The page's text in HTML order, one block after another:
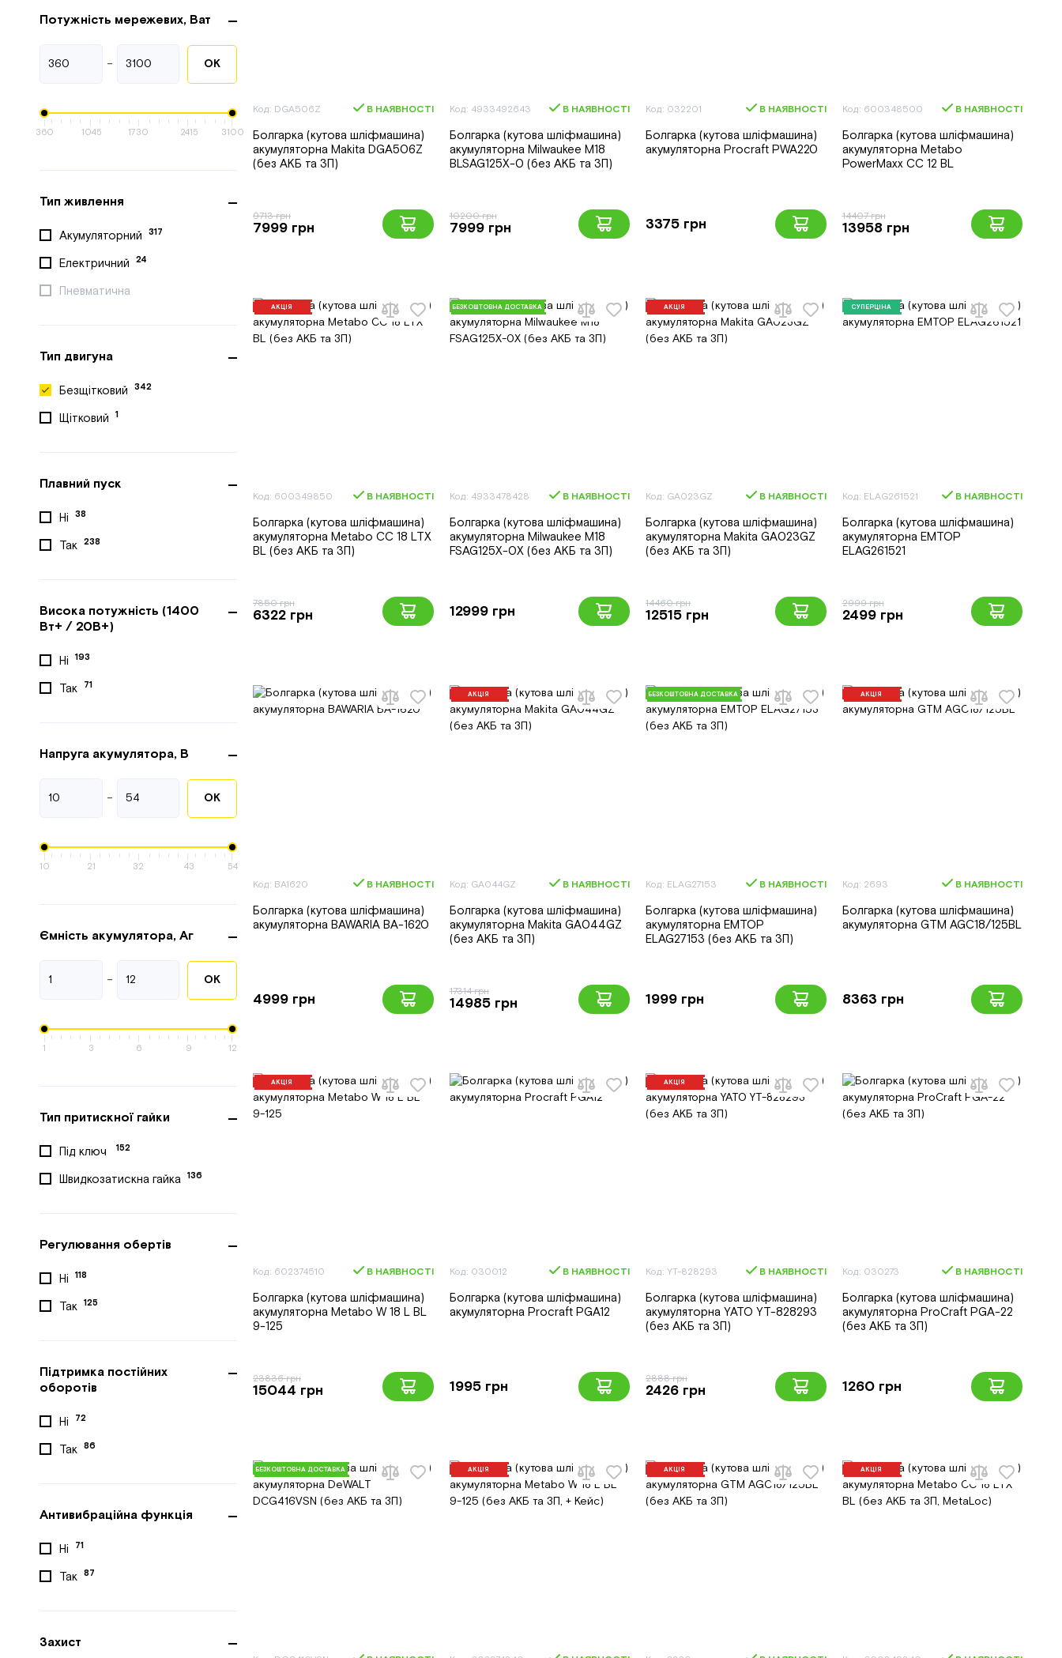
Metabo
MILWAUKEE32
Parkside
RED TECHNIC
Redbo1
Ryobi5
Scheppach1
VITALS2
Worcraft
YATO15
Потужність мережевих, Ват
- ОК
360 1045 1730 2415 3100
Тип живлення
Акумуляторний 317
Електричний 24
Пневматична
Тип двигуна
Безщітковий 342
Щітковий 1
Плавний пуск
Ні 38
Так 238
Висока потужність (1400
Вт+ / 20В+)
Ні 193
Так 71
Напруга акумулятора, В
- ОК
10 21 32 43 54
Ємність акумулятора, Аг
- ОК
1 3 6 9 12
Тип притискної гайки
Під ключ 152
Швидкозатискна гайка 136
Регулювання обертів
Ні 118
Так 125
Підтримка постійних
оборотів
Ні 72
Так 86
Антивибраційна функція
Ні 71
Так 87
Захист
Код: DGA506Z В НАЯВНОСТІ
Болгарка (кутова шліфмашина)
акумуляторна Makita DGA506Z
(без АКБ та ЗП)
9713 грн
7999 грн
Код: 4933492643 В НАЯВНОСТІ
Болгарка (кутова шліфмашина)
акумуляторна Milwaukee M18
BLSAG125X-0 (без АКБ та ЗП)
10200 грн
7999 грн
Код: 032201 В НАЯВНОСТІ
Болгарка (кутова шліфмашина)
акумуляторна Procraft PWA220
3375 грн
Код: 600348500 В НАЯВНОСТІ
Болгарка (кутова шліфмашина)
акумуляторна Metabo
PowerMaxx CC 12 BL
14407 грн
13958 грн
АКЦІЯ
Код: 600349850 В НАЯВНОСТІ
Болгарка (кутова шліфмашина)
акумуляторна Metabo CC 18 LTX
BL (без АКБ та ЗП)
7850 грн
6322 грн
БЕЗКОШТОВНА ДОСТАВКА
Код: 4933478428 В НАЯВНОСТІ
Болгарка (кутова шліфмашина)
акумуляторна Milwaukee M18
FSAG125X-0X (без АКБ та ЗП)
12999 грн
АКЦІЯ
Код: GA023GZ В НАЯВНОСТІ
Болгарка (кутова шліфмашина)
акумуляторна Makita GA023GZ
(без АКБ та ЗП)
14460 грн
12515 грн
СУПЕРЦІНА
Код: ELAG261521 В НАЯВНОСТІ
Болгарка (кутова шліфмашина)
акумуляторна EMTOP
ELAG261521
2999 грн
2499 грн
Код: BA1620 В НАЯВНОСТІ
Болгарка (кутова шліфмашина)
акумуляторна BAWARIA BA-1620
4999 грн
АКЦІЯ
Код: GA044GZ В НАЯВНОСТІ
Болгарка (кутова шліфмашина)
акумуляторна Makita GA044GZ
(без АКБ та ЗП)
17314 грн
14985 грн
БЕЗКОШТОВНА ДОСТАВКА
Код: ELAG27153 В НАЯВНОСТІ
Болгарка (кутова шліфмашина)
акумуляторна EMTOP
ELAG27153 (без АКБ та ЗП)
1999 грн
АКЦІЯ
Код: 2693 В НАЯВНОСТІ
Болгарка (кутова шліфмашина)
акумуляторна GTM AGC18/125BL
8363 грн
АКЦІЯ
Код: 602374510 В НАЯВНОСТІ
Болгарка (кутова шліфмашина)
акумуляторна Metabo W 18 L BL
9-125
23836 грн
15044 грн
Код: 030012 В НАЯВНОСТІ
Болгарка (кутова шліфмашина)
акумуляторна Procraft PGA12
1995 грн
АКЦІЯ
Код: YT-828293 В НАЯВНОСТІ
Болгарка (кутова шліфмашина)
акумуляторна YATO YT-828293
(без АКБ та ЗП)
2888 грн
2426 грн
Код: 030273 В НАЯВНОСТІ
Болгарка (кутова шліфмашина)
акумуляторна ProCraft PGA-22
(без АКБ та ЗП)
1260 грн
БЕЗКОШТОВНА ДОСТАВКА АКЦІЯ АКЦІЯ АКЦІЯ